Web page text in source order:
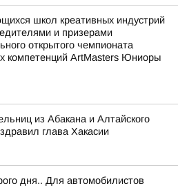
школ креативных индустрий
и призерами
открытого чемпионата
компетенций ArtMasters Юниоры
из Абакана и Алтайского
глава Хакасии
дня.. Для автомобилистов